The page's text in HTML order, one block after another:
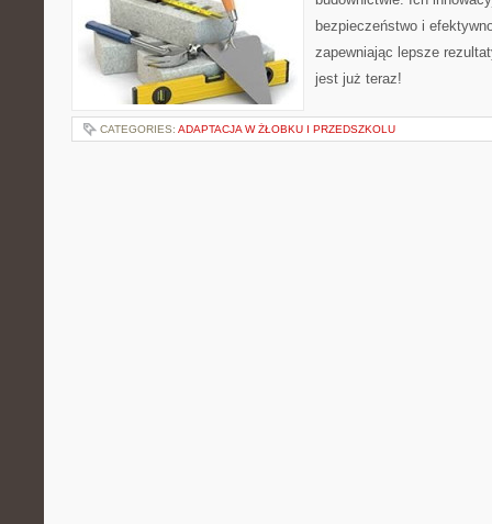
bezpieczeństwo i
zapewniając lepsze
jest już teraz!
CATEGORIES: ADAPTACJA W ŻŁOBKU I PRZEDSZKOLU